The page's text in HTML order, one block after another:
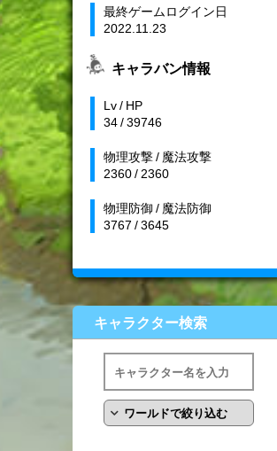
最終ゲームログイン日
2022.11.23
キャラバン情報
Lv / HP
34 / 39746
物理攻撃 / 魔法攻撃
2360 / 2360
物理防御 / 魔法防御
3767 / 3645
キャラクター検索